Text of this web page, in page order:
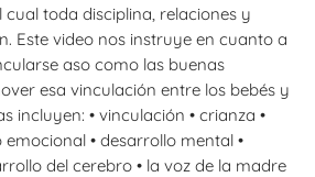
toda disciplina, relaciones y
Este video nos instruye en cuanto a
aso como las buenas
esa vinculación entre los bebés y
incluyen: • vinculación • crianza •
• desarrollo mental •
del cerebro • la voz de la madre